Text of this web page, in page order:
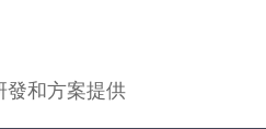
發和方案提供